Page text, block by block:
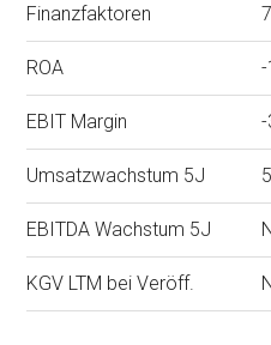
Finanzfaktoren 7
ROA
EBIT Margin
Umsatzwachstum 5J
EBITDA Wachstum 5J
KGV LTM bei Veröff.